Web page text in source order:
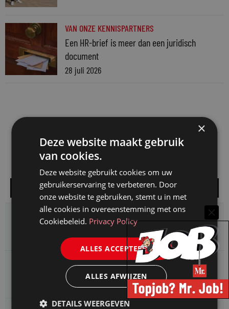
VAN ONZE KENNISPARTNERS
Een HR-brief is meer dan een juridisch
document
28 juli 2026
Alle vacatures
Omgevingsdienst Haaglanden zoekt een
Jurist Omgevingsrecht (faunabeheer)
Enexis zoekt een
Rentmeester midden- en hoogspanning
×
Deze website maakt gebruik
van cookies.
Deze website gebruikt cookies om uw
gebruikerservaring te verbeteren. Door
onze website te gebruiken, stemt u in met
alle cookies in overeenstemming met ons
Cookiebeleid. Privacy Policy
ALLES ACCEPTEREN
ALLES AFWIJZEN
DETAILS WEERGEVEN